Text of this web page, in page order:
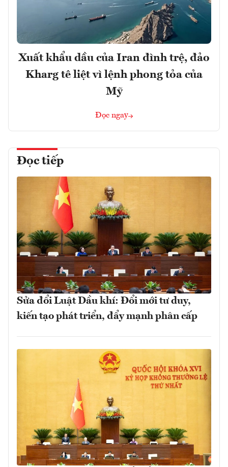
Xuất khẩu dầu của Iran đình trệ, đảo
Kharg tê liệt vì lệnh phong tỏa của
Mỹ
Đọc ngay
Đọc tiếp
Sửa đổi Luật Dầu khí: Đổi mới tư duy,
kiến tạo phát triển, đẩy mạnh phân cấp